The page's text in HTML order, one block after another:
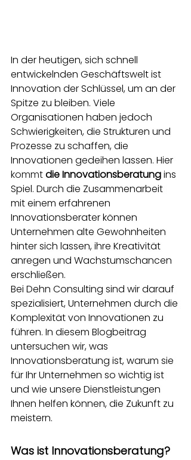
In der heutigen, sich schnell
entwickelnden Geschäftswelt ist
Innovation der Schlüssel, um an der
Spitze zu bleiben. Viele
Organisationen haben jedoch
Schwierigkeiten, die Strukturen und
Prozesse zu schaffen, die
Innovationen gedeihen lassen. Hier
kommt die Innovationsberatungins
Spiel. Durch die Zusammenarbeit
mit einem erfahrenen
Innovationsberater können
Unternehmen alte Gewohnheiten
hinter sich lassen, ihre Kreativität
anregen und Wachstumschancen
erschließen.
Bei Dehn Consulting sind wir darauf
spezialisiert, Unternehmen durch die
Komplexität von Innovationen zu
führen. In diesem Blogbeitrag
untersuchen wir, was
Innovationsberatung ist, warum sie
für Ihr Unternehmen so wichtig ist
und wie unsere Dienstleistungen
Ihnen helfen können, die Zukunft zu
meistern.
Was ist Innovationsberatung?